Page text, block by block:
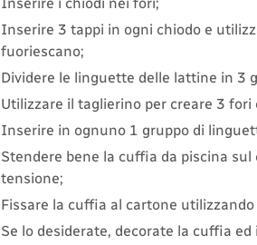
Inserire 3 tappi in ogni chiodo e
fuoriescano;
Dividere le linguette delle lattine in 3
Utilizzare il taglierino per creare 3
Inserire in ognuno 1 gruppo di
Stendere bene la cuffia da piscina
tensione;
Fissare la cuffia al cartone
Se lo desiderate, decorate la cuffia